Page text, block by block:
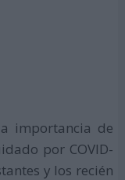
importancia de
por COVID-
y los recién